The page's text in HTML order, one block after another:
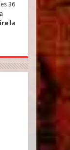
36
la